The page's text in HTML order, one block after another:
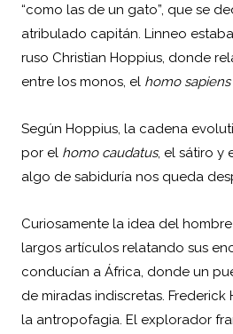
“como las de un gato”, que se
atribulado capitán. Linneo
ruso Christian Hoppius, donde
entre los monos, el homo sapiens
Según Hoppius, la cadena
por el homo caudatus, el sátiro y
algo de sabiduría nos queda
Curiosamente la idea del
largos artículos relatando sus
conducían a África, donde un
de miradas indiscretas.
la antropofagia. El explorador